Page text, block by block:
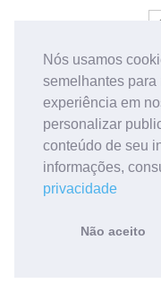
Nós usamos
semelhantes para
experiência em
personalizar
conteúdo de seu
informações,
privacidade
Não aceito
ARTICULISTAS
Por George
Por José Eduardo